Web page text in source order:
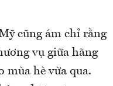
cũng ám chỉ rằng
vụ giữa hãng
mùa hè vừa qua.